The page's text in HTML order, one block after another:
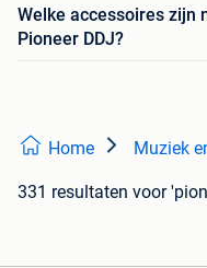
Welke accessoires zijn
Pioneer DDJ?
Home Muziek
331 resultaten voor